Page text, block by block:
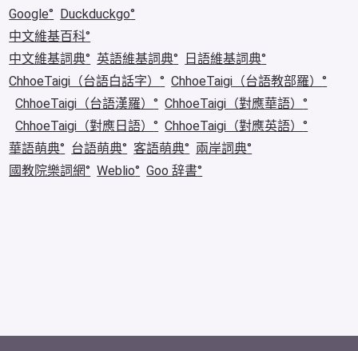
Google
Duckduckgo
中文維基百科
中文維基詞典
英語維基詞典
日語維基詞典
ChhoeTaigi（台語白話字）
ChhoeTaigi（台語教部羅）
ChhoeTaigi（台語漢羅）
ChhoeTaigi（對應華語）
ChhoeTaigi（對應日語）
ChhoeTaigi（對應英語）
華語萌典
台語萌典 客語萌典
兩岸詞典
國教院樂詞網
Weblio Goo 辞書